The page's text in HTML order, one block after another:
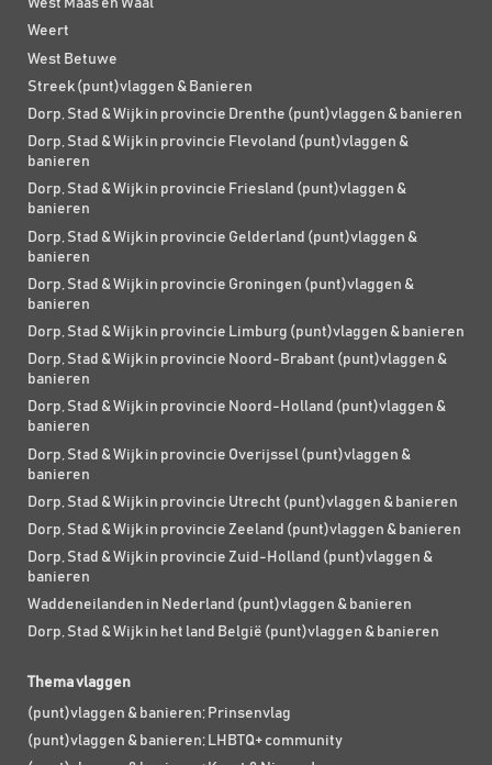
West Maas en Waal
Weert
West Betuwe
Streek (punt)vlaggen & Banieren
Dorp, Stad & Wijk in provincie Drenthe (punt)vlaggen & banieren
Dorp, Stad & Wijk in provincie Flevoland (punt)vlaggen &
banieren
Dorp, Stad & Wijk in provincie Friesland (punt)vlaggen &
banieren
Dorp, Stad & Wijk in provincie Gelderland (punt)vlaggen &
banieren
Dorp, Stad & Wijk in provincie Groningen (punt)vlaggen &
banieren
Dorp, Stad & Wijk in provincie Limburg (punt)vlaggen & banieren
Dorp, Stad & Wijk in provincie Noord-Brabant (punt)vlaggen &
banieren
Dorp, Stad & Wijk in provincie Noord-Holland (punt)vlaggen &
banieren
Dorp, Stad & Wijk in provincie Overijssel (punt)vlaggen &
banieren
Dorp, Stad & Wijk in provincie Utrecht (punt)vlaggen & banieren
Dorp, Stad & Wijk in provincie Zeeland (punt)vlaggen & banieren
Dorp, Stad & Wijk in provincie Zuid-Holland (punt)vlaggen &
banieren
Waddeneilanden in Nederland (punt)vlaggen & banieren
Dorp, Stad & Wijk in het land België (punt)vlaggen & banieren
Thema vlaggen
(punt)vlaggen & banieren; Prinsenvlag
(punt)vlaggen & banieren; LHBTQ+ community